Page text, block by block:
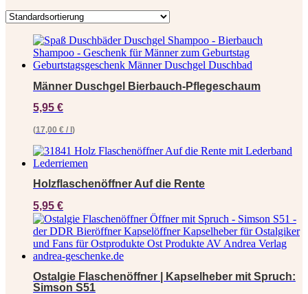
Männer Duschgel Bierbauch-Pflegeschaum
5,95 €
(17,00 € / )
Holzflaschenöffner Auf die Rente
5,95 €
Ostalgie Flaschenöffner | Kapselheber mit Spruch:
Simson S51